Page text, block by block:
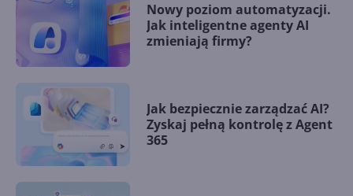
Nowy poziom automatyzacji.
Jak inteligentne agenty AI
zmieniają firmy?
Jak bezpiecznie zarządzać AI?
Zyskaj pełną kontrolę z Agent
365